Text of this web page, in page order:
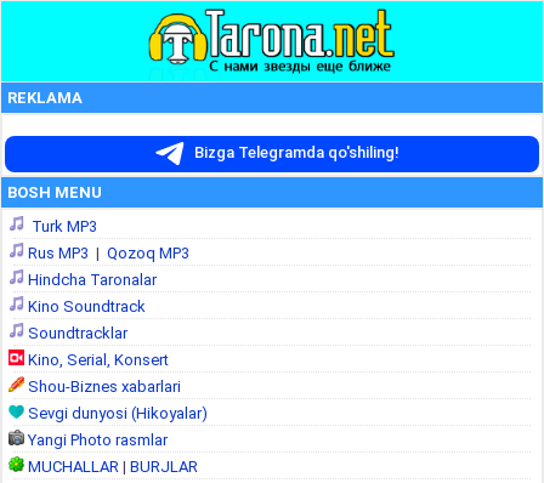
REKLAMA
Bizga Telegramda qo'shiling!
BOSH MENU
Turk MP3
Rus MP3 | Qozoq MP3
Hindcha Taronalar
Kino Soundtrack
Soundtracklar
Kino, Serial, Konsert
Shou-Biznes xabarlari
Sevgi dunyosi (Hikoyalar)
Yangi Photo rasmlar
MUCHALLAR | BURJLAR